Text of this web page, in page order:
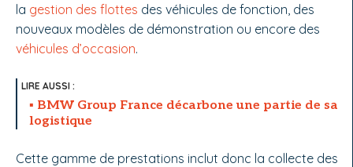
la gestion des flottes des véhicules de fonction, des
nouveaux modèles de démonstration ou encore des
véhicules d’occasion.
BMW Group France décarbone une partie de sa
logistique
Cette gamme de prestations inclut donc la collecte des